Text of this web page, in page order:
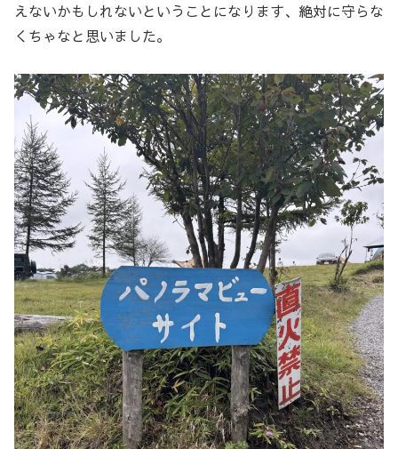
えないかもしれないということになります、絶対に守らな
くちゃなと思いました。